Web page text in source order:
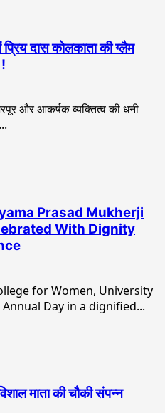
दास कोलकाता की ग्लैम
और आकर्षक व्यक्तित्व की धनी
Prasad Mukherji
With Dignity
for Women, University
Day in a dignified...
माता की चौकी संपन्न